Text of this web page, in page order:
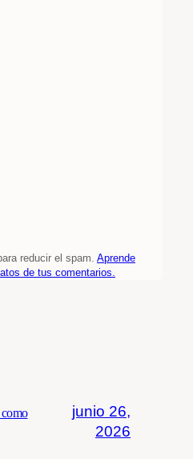
reducir el spam. Aprende
de tus comentarios.
junio 26,
2026